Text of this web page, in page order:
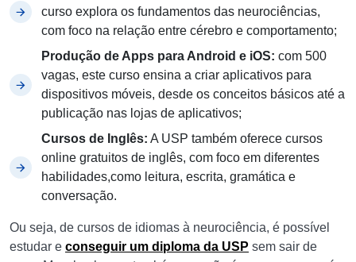
curso explora os fundamentos das neurociências,
com foco na relação entre cérebro e comportamento;
Produção de Apps para Android e iOS: com 500
vagas, este curso ensina a criar aplicativos para
dispositivos móveis, desde os conceitos básicos até a
publicação nas lojas de aplicativos;
Cursos de Inglês: A USP também oferece cursos
online gratuitos de inglês, com foco em diferentes
habilidades,como leitura, escrita, gramática e
conversação.
Ou seja, de cursos de idiomas à neurociência, é possível
estudar e conseguir um diploma da USP sem sair de